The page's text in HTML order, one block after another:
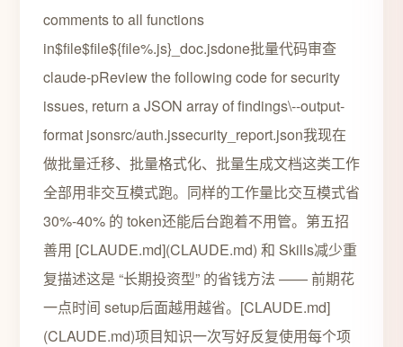
comments to all functions
in$file$file${file%.js}_doc.jsdone批量代码审查
claude-pReview the following code for security
issues, return a JSON array of findings\--output-
format jsonsrc/auth.jssecurity_report.json我现在
做批量迁移、批量格式化、批量生成文档这类工作
全部用非交互模式跑。同样的工作量比交互模式省
30%-40% 的 token还能后台跑着不用管。第五招
善用 [CLAUDE.md](CLAUDE.md) 和 Skills减少重
复描述这是 “长期投资型” 的省钱方法 —— 前期花
一点时间 setup后面越用越省。[CLAUDE.md]
(CLAUDE.md)项目知识一次写好反复使用每个项